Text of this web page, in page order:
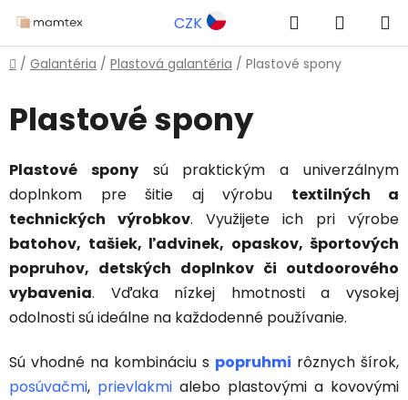
na
obsah
CZK Hľadať
KOŠÍK
Domov
/ Galantéria / Plastová galantéria / Plastové spony
Plastové spony
Plastové sponysú praktickým a univerzálnym
doplnkom pre šitie aj výrobu textilných a
technických výrobkov. Využijete ich pri výrobe
batohov, tašiek, ľadvinek, opaskov, športových
popruhov, detských doplnkov či outdoorového
vybavenia. Vďaka nízkej hmotnosti a vysokej
odolnosti sú ideálne na každodenné používanie.
Sú vhodné na kombináciu s popruhmi rôznych šírok,
posúvačmi, prievlakmi alebo plastovými a kovovými